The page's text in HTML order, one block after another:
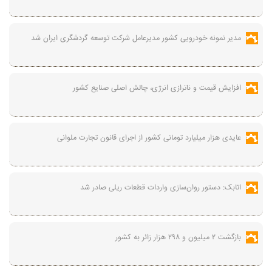
مدیر نمونه خودرویی کشور مدیرعامل شرکت توسعه گردشگری ایران شد
افزایش قیمت و ناترازی انرژی، چالش اصلی صنایع کشور
عایدی هزار میلیارد تومانی کشور از اجرای قانون تجارت ملوانی
اتابک: دستور روان‌سازی واردات قطعات ریلی صادر شد
بازگشت ۲ میلیون و ۲۹۸ هزار زائر به کشور